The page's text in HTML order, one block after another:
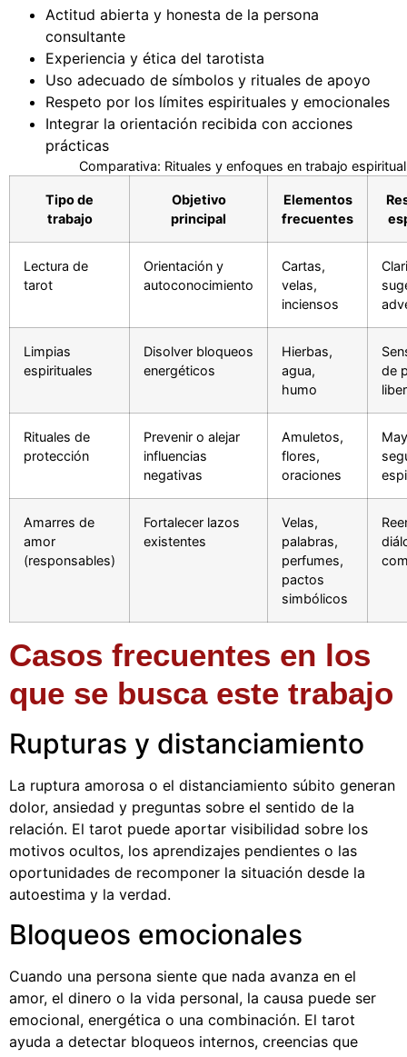
Actitud abierta y honesta de la persona
consultante
Experiencia y ética del tarotista
Uso adecuado de símbolos y rituales de apoyo
Respeto por los límites espirituales y emocionales
Integrar la orientación recibida con acciones
prácticas
Comparativa: Rituales y enfoques en trabajo espiritual
Tipo de
trabajo
Objetivo
principal
Elementos
frecuentes
Lectura de
tarot
Orientación y
autoconocimiento
Cartas,
velas,
inciensos
Limpias
espirituales
Disolver bloqueos
energéticos
Hierbas,
agua,
humo
de
Rituales de
protección
Prevenir o alejar
influencias
negativas
Amuletos,
flores,
oraciones
Amarres de
amor
(responsables)
Fortalecer lazos
existentes
Velas,
palabras,
perfumes,
pactos
simbólicos
Casos frecuentes en los
que se busca este trabajo
Rupturas y distanciamiento
La ruptura amorosa o el distanciamiento súbito generan
dolor, ansiedad y preguntas sobre el sentido de la
relación. El tarot puede aportar visibilidad sobre los
motivos ocultos, los aprendizajes pendientes o las
oportunidades de recomponer la situación desde la
autoestima y la verdad.
Bloqueos emocionales
Cuando una persona siente que nada avanza en el
amor, el dinero o la vida personal, la causa puede ser
emocional, energética o una combinación. El tarot
ayuda a detectar bloqueos internos, creencias que